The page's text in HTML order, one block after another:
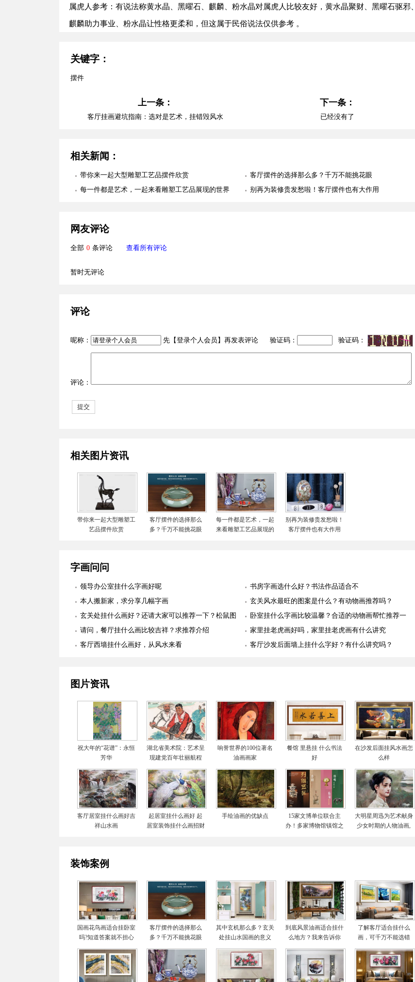
‌属虎人参考‌：有说法称黄水晶、黑曜石、麒麟、粉水晶对属虎人比较友好，黄水晶聚财、黑曜石驱邪、
麒麟助力事业、粉水晶让性格更柔和，但这属于民俗说法仅供参考 。
关键字：
摆件
上一条：
客厅挂画避坑指南：选对是艺术，挂错毁风水
下一条：
已经没有了
相关新闻：
带你来一起大型雕塑工艺品摆件欣赏
客厅摆件的选择那么多？千万不能挑花眼
每一件都是艺术，一起来看雕塑工艺品展现的世界
别再为装修贵发愁啦！客厅摆件也有大作用
网友评论
全部 0 条评论 查看所有评论
暂时无评论
评论
呢称： 先【登录个人会员 】再发表评论 验证码： 验证码：
评论：
相关图片资讯
带你来一起大型雕塑工
艺品摆件欣赏
客厅摆件的选择那么
多？千万不能挑花眼
每一件都是艺术，一起
来看雕塑工艺品展现的
别再为装修贵发愁啦！
客厅摆件也有大作用
字画问问
领导办公室挂什么字画好呢
书房字画选什么好？书法作品适合不
本人搬新家，求分享几幅字画
玄关风水最旺的图案是什么？有动物画推荐吗？
玄关处挂什么画好？还请大家可以推荐一下？松鼠图
适合么？
卧室挂什么字画比较温馨？合适的动物画帮忙推荐一
幅
请问，餐厅挂什么画比较吉祥？求推荐介绍
家里挂老虎画好吗，家里挂老虎画有什么讲究
客厅西墙挂什么画好，从风水来看
客厅沙发后面墙上挂什么字好？有什么讲究吗？
图片资讯
祝大年的“花谱”：永恒
芳华
湖北省美术院：艺术呈
现建党百年壮丽航程
响誉世界的100位著名
油画画家
餐馆 里悬挂 什么书法
好
在沙发后面挂风水画怎
么样
客厅居室挂什么画好吉
祥山水画
起居室挂什么画好 起
居室装饰挂什么画招财
手绘油画的优缺点
15家文博单位联合主
办！多家博物馆镇馆之
大明星周迅为艺术献身
少女时期的人物油画,
装饰案例
国画花鸟画适合挂卧室
吗?知道答案就不担心
客厅摆件的选择那么
多？千万不能挑花眼
其中玄机那么多？玄关
处挂山水国画的意义
到底风景油画适合挂什
么地方？我来告诉你
了解客厅适合挂什么
画，可千万不能选错